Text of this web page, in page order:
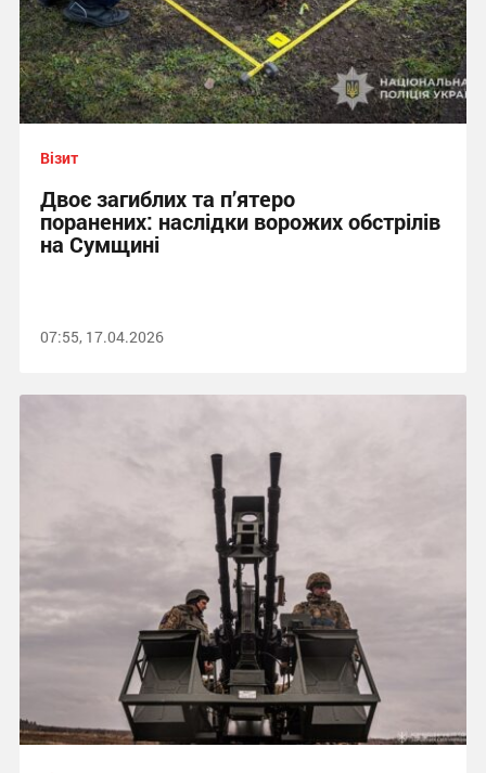
Візит
Двоє загиблих та п’ятеро
поранених: наслідки ворожих обстрілів
на Сумщині
07:55, 17.04.2026